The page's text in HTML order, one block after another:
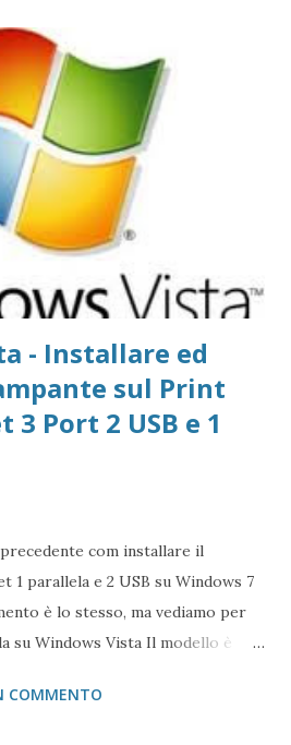
viene indicato solo il modello. Di
porte , ce ne sono 2. Basandomi
e 7 ho scelto il primo Con la
il sotto-Wizard della Standard
con il Wizard originario
Qui, dopo avanno a...
- Installare ed
sul Print
3 Port 2 USB e 1
com installare il
1 parallela e 2 USB su Windows 7
è lo stesso, ma vediamo per
su Windows Vista Il modello è
7 - Installare ed usare una
GetNet 3 Port 2 USB e 1 LPT
COMMENTO